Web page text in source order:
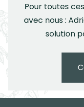
Pour toutes
avec nous :
solution